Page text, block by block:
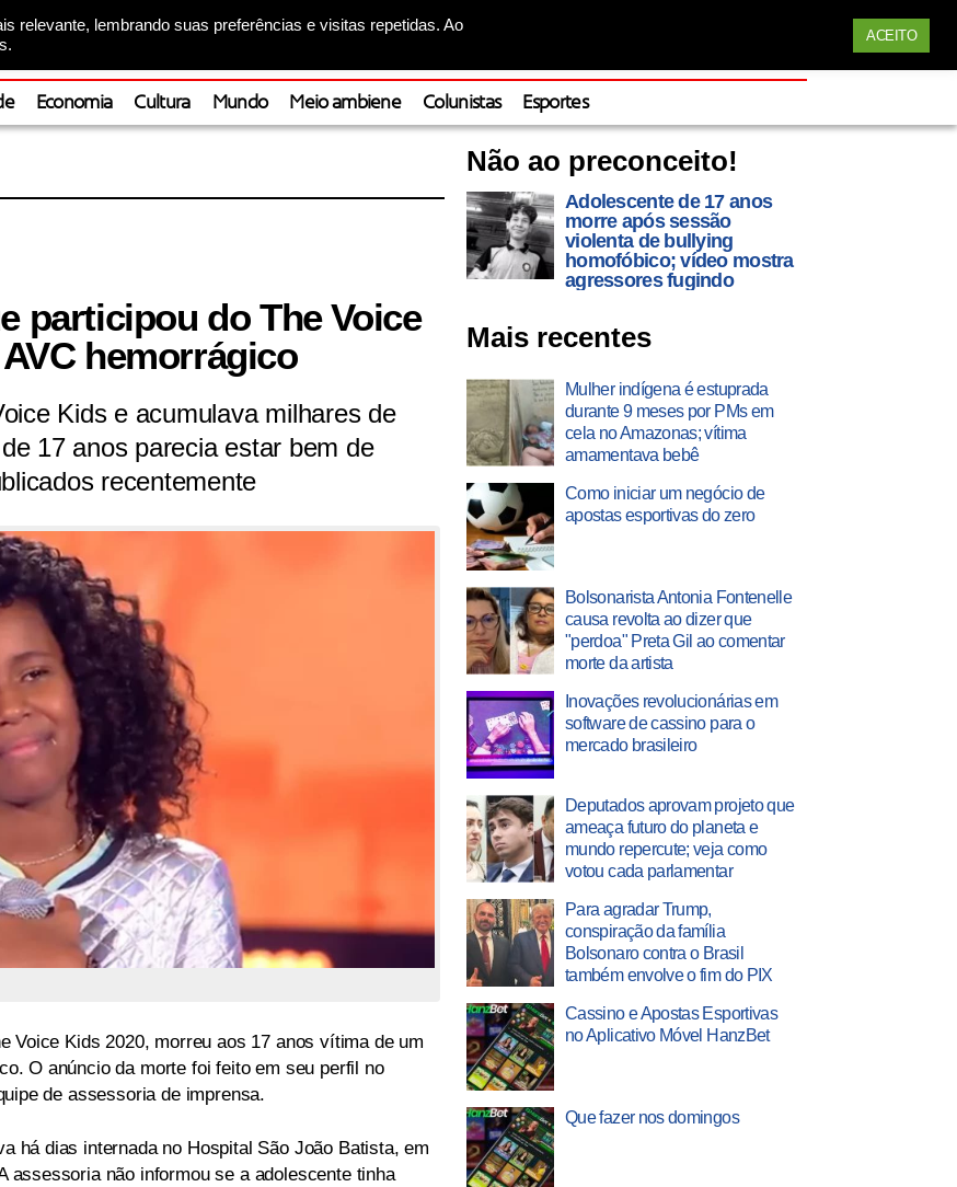
relevante, lembrando suas preferências e visitas repetidas. Ao
ACEITO
Economia Cultura Mundo Meio ambiene Colunistas Esportes
participou do The Voice
hemorrágico
Kids e acumulava milhares de
17 anos parecia estar bem de
recentemente
Voice Kids 2020, morreu aos 17 anos vítima de um
O anúncio da morte foi feito em seu perfil no
de assessoria de imprensa.
há dias internada no Hospital São João Batista, em
assessoria não informou se a adolescente tinha
Não ao preconceito!
Adolescente de 17 anos
morre após sessão
violenta de bullying
homofóbico; vídeo mostra
agressores fugindo
Mais recentes
Mulher indígena é estuprada
durante 9 meses por PMs em
cela no Amazonas; vítima
amamentava bebê
Como iniciar um negócio de
apostas esportivas do zero
Bolsonarista Antonia Fontenelle
causa revolta ao dizer que
"perdoa" Preta Gil ao comentar
morte da artista
Inovações revolucionárias em
software de cassino para o
mercado brasileiro
Deputados aprovam projeto que
ameaça futuro do planeta e
mundo repercute; veja como
votou cada parlamentar
Para agradar Trump,
conspiração da família
Bolsonaro contra o Brasil
também envolve o fim do PIX
Cassino e Apostas Esportivas
no Aplicativo Móvel HanzBet
Que fazer nos domingos